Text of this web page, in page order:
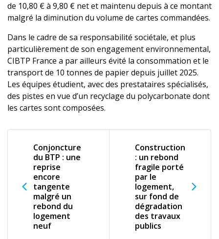
de 10,80 € à 9,80 € net et maintenu depuis à ce montant
malgré la diminution du volume de cartes commandées.
Dans le cadre de sa responsabilité sociétale, et plus
particulièrement de son engagement environnemental,
CIBTP France a par ailleurs évité la consommation et le
transport de 10 tonnes de papier depuis juillet 2025.
Les équipes étudient, avec des prestataires spécialisés,
des pistes en vue d’un recyclage du polycarbonate dont
les cartes sont composées.
Conjoncture
du BTP : une
reprise
encore
tangente
malgré un
rebond du
logement
neuf
Construction
: un rebond
fragile porté
par le
logement,
sur fond de
dégradation
des travaux
publics